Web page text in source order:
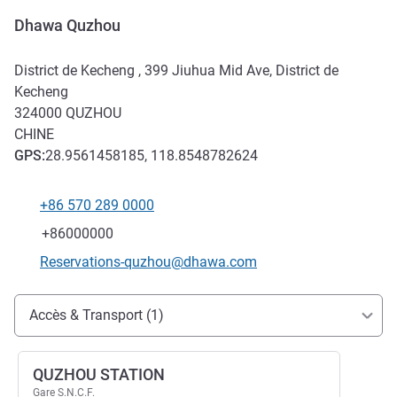
Dhawa Quzhou
District de Kecheng , 399 Jiuhua Mid Ave, District de
Kecheng
324000 QUZHOU
CHINE
GPS:28.9561458185, 118.8548782624
Téléphone
+86 570 289 0000
Fax
+86000000
Email de contact
Reservations-quzhou@dhawa.com
Accès et transports
Accès & Transport (1)
QUZHOU STATION
Gare S.N.C.F.